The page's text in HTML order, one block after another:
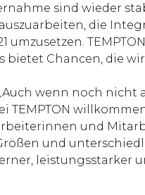
sind wieder
die
umzusetzen.
Chancen, die
„Auch wenn noch nicht
und
und
leistungsstarker